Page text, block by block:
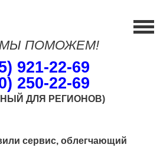
МЫ ПОМОЖЕМ!
921-22-69
250-22-69
ДЛЯ РЕГИОНОВ)
сервис, облегчающий